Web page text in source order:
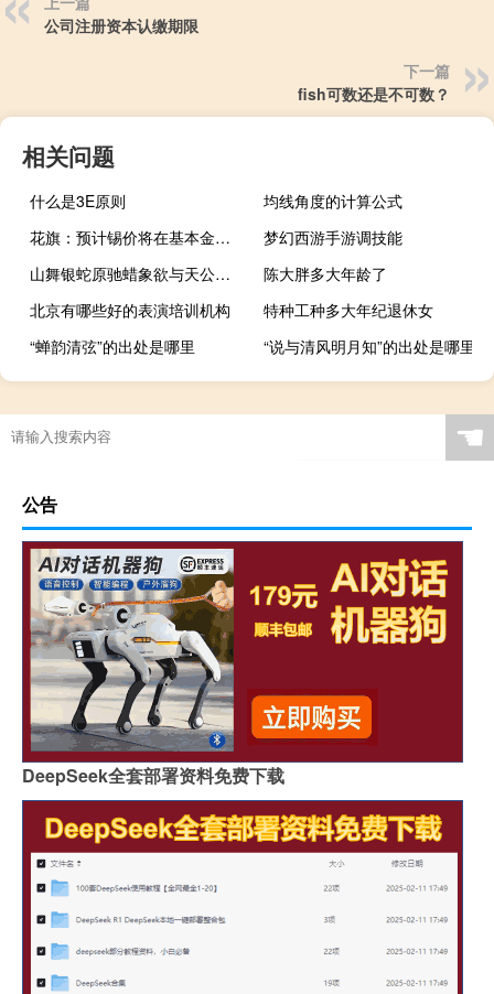
公司注册资本认缴期限
下一篇
fish可数还是不可数？
相关问题
什么是3E原则
均线角度的计算公式
花旗：预计锡价将在基本金属市场上上涨并预计到2024年第四季度锡价将恢复到每吨29,000美元
梦幻西游手游调技能
山舞银蛇原驰蜡象欲与天公试比高的意思是什么
陈大胖多大年龄了
北京有哪些好的表演培训机构
特种工种多大年纪退休女
“蝉韵清弦”的出处是哪里
“说与清风明月知”的出处是哪里
☚
公告
DeepSeek全套部署资料免费下载